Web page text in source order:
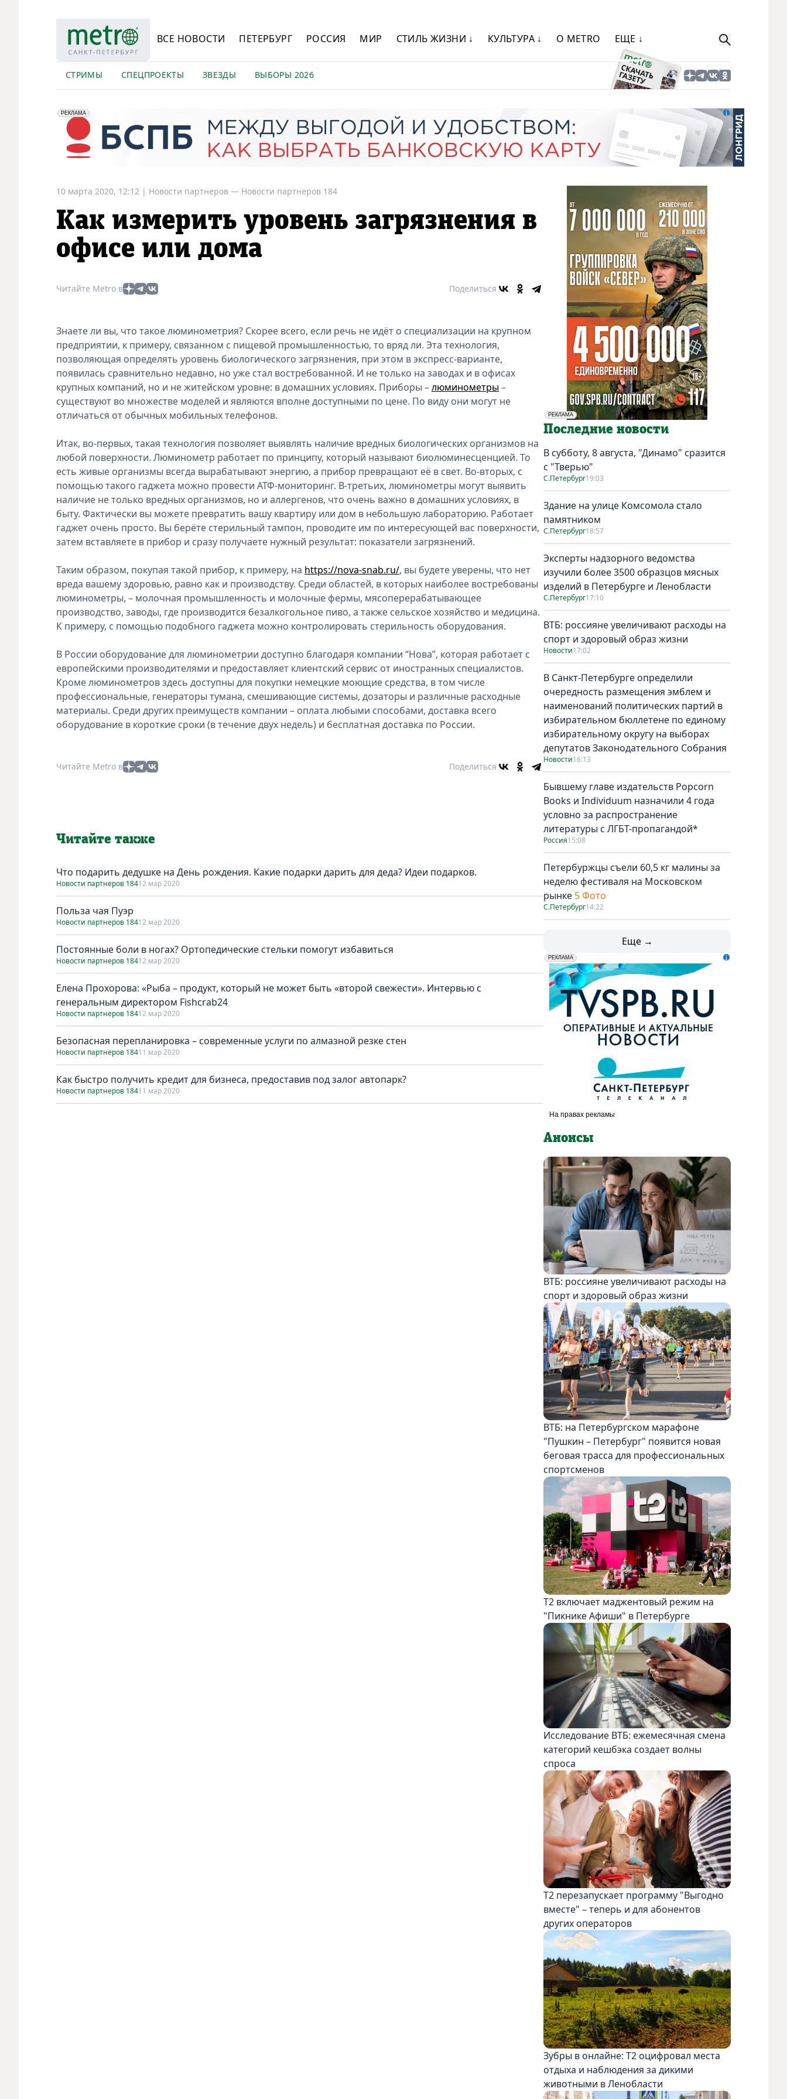
ВСЕ НОВОСТИ ПЕТЕРБУРГ РОССИЯ МИР СТИЛЬ ЖИЗНИ ↓ КУЛЬТУРА ↓ О METRO ЕЩЕ ↓
СТРИМЫ СПЕЦПРОЕКТЫ ЗВЕЗДЫ ВЫБОРЫ 2026
erid: 2VfnxyFybV5
РЕКЛАМА
ПАО "Банк "Санкт-Петербург", ИНН: 7831000027
10 марта 2020, 12:12 | Новости партнеров — Новости партнеров 184
Как измерить уровень загрязнения в
офисе или дома
Читайте Metro в Поделиться
Знаете ли вы, что такое люминометрия? Скорее всего, если речь не идёт о специализации на крупном
предприятии, к примеру, связанном с пищевой промышленностью, то вряд ли. Эта технология,
позволяющая определять уровень биологического загрязнения, при этом в экспресс-варианте,
появилась сравнительно недавно, но уже стал востребованной. И не только на заводах и в офисах
крупных компаний, но и не житейском уровне: в домашних условиях. Приборы –люминометры–
существуют во множестве моделей и являются вполне доступными по цене. По виду они могут не
отличаться от обычных мобильных телефонов.
Итак, во-первых, такая технология позволяет выявлять наличие вредных биологических организмов на
любой поверхности. Люминометр работает по принципу, который называют биолюминесценцией. То
есть живые организмы всегда вырабатывают энергию, а прибор превращают её в свет. Во-вторых, с
помощью такого гаджета можно провести АТФ-мониторинг. В-третьих, люминометры могут выявить
наличие не только вредных организмов, но и аллергенов, что очень важно в домашних условиях, в
быту. Фактически вы можете превратить вашу квартиру или дом в небольшую лабораторию. Работает
гаджет очень просто. Вы берёте стерильный тампон, проводите им по интересующей вас поверхности,
затем вставляете в прибор и сразу получаете нужный результат: показатели загрязнений.
Таким образом, покупая такой прибор, к примеру, на https://nova-snab.ru/, вы будете уверены, что нет
вреда вашему здоровью, равно как и производству. Среди областей, в которых наиболее востребованы
люминометры, – молочная промышленность и молочные фермы, мясоперерабатывающее
производство, заводы, где производится безалкогольное пиво, а также сельское хозяйство и медицина.
К примеру, с помощью подобного гаджета можно контролировать стерильность оборудования.
В России оборудование для люминометрии доступно благодаря компании “Нова”, которая работает с
европейскими производителями и предоставляет клиентский сервис от иностранных специалистов.
Кроме люминометров здесь доступны для покупки немецкие моющие средства, в том числе
профессиональные, генераторы тумана, смешивающие системы, дозаторы и различные расходные
материалы. Среди других преимуществ компании – оплата любыми способами, доставка всего
оборудование в короткие сроки (в течение двух недель) и бесплатная доставка по России.
Читайте Metro в Поделиться
Читайте также
Что подарить дедушке на День рождения. Какие подарки дарить для деда? Идеи подарков.
Новости партнеров 18412 мар 2020
Польза чая Пуэр
Новости партнеров 18412 мар 2020
Постоянные боли в ногах? Ортопедические стельки помогут избавиться
Новости партнеров 18412 мар 2020
Елена Прохорова: «Рыба – продукт, который не может быть «второй свежести». Интервью с
генеральным директором Fishcrab24
Новости партнеров 18412 мар 2020
Безопасная перепланировка – современные услуги по алмазной резке стен
Новости партнеров 18411 мар 2020
Как быстро получить кредит для бизнеса, предоставив под залог автопарк?
Новости партнеров 18411 мар 2020
РЕКЛАМА
Социальная реклама
Последние новости
В субботу, 8 августа, "Динамо" сразится
с "Тверью"
С.Петербург19:03
Здание на улице Комсомола стало
памятником
С.Петербург18:57
Эксперты надзорного ведомства
изучили более 3500 образцов мясных
изделий в Петербурге и Ленобласти
С.Петербург17:10
ВТБ: россияне увеличивают расходы на
спорт и здоровый образ жизни
Новости17:02
В Санкт-Петербурге определили
очередность размещения эмблем и
наименований политических партий в
избирательном бюллетене по единому
избирательному округу на выборах
депутатов Законодательного Собрания
Новости16:13
Бывшему главе издательств Popcorn
Books и Individuum назначили 4 года
условно за распространение
литературы с ЛГБТ-пропагандой*
Россия15:08
Петербуржцы съели 60,5 кг малины за
неделю фестиваля на Московском
рынке 5 Фото
С.Петербург14:22
Еще →
erid: LdtCK5udn
РЕКЛАМА
АО "ГАТР", ИНН: 7841320717
Анонсы
ВТБ: россияне увеличивают расходы на
спорт и здоровый образ жизни
ВТБ: на Петербургском марафоне
"Пушкин – Петербург" появится новая
беговая трасса для профессиональных
спортсменов
Т2 включает маджентовый режим на
"Пикнике Афиши" в Петербурге
Исследование ВТБ: ежемесячная смена
категорий кешбэка создает волны
спроса
Т2 перезапускает программу "Выгодно
вместе" – теперь и для абонентов
других операторов
Зубры в онлайне: Т2 оцифровал места
отдыха и наблюдения за дикими
животными в Ленобласти